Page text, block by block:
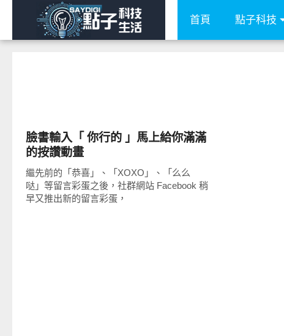
首頁 點子科技
臉書輸入「 你行的 」馬上給你滿滿
的按讚動畫
繼先前的「恭喜」、「XOXO」、「么么
哒」等留言彩蛋之後，社群網站 Facebook 稍
早又推出新的留言彩蛋，